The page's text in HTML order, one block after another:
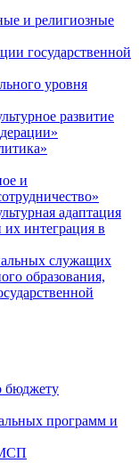
и религиозные
государственной
уровня
развитие
и
адаптация
интеграция в
служащих
образования,
бюджету
программ и
МСП